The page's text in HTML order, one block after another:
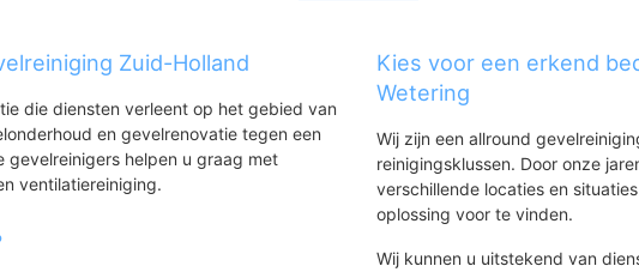
Zuid-Holland
die diensten verleent op het gebied van
en gevelrenovatie tegen een
gevelreinigers helpen u graag met
ventilatiereiniging.
Kies voor een erkend
Wetering
Wij zijn een allround
reinigingsklussen. Door onze
verschillende locaties en
oplossing voor te vinden.
Wij kunnen u uitstekend van